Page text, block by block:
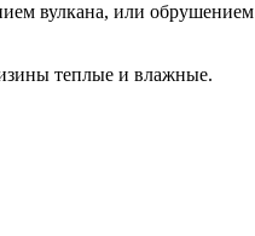
вулкана, или
теплые и влажные.